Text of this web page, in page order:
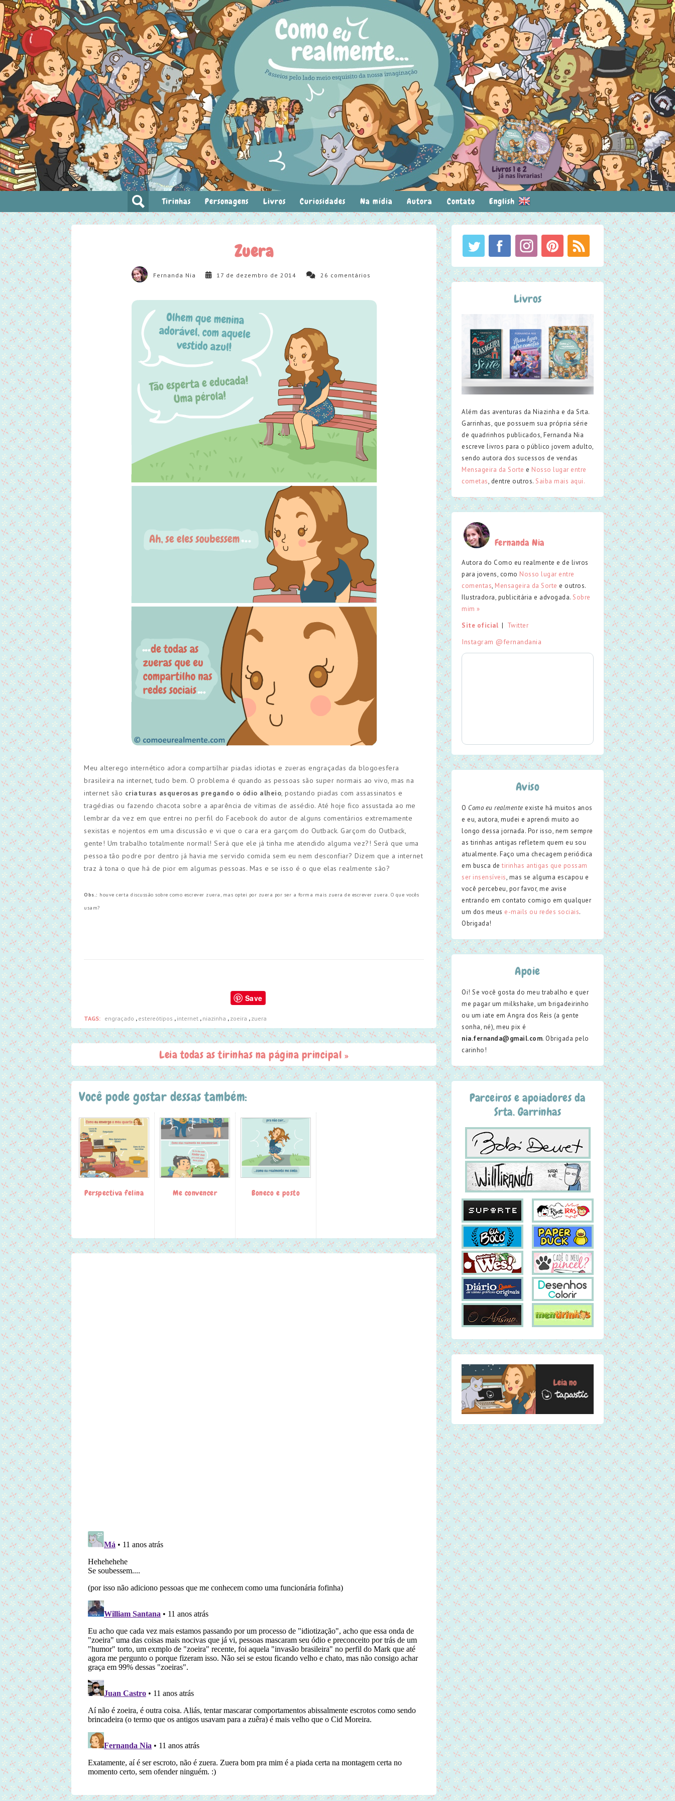
Tirinhas Personagens Livros Curiosidades Na mídia Autora Contato English
Zuera
Fernanda Nia 17 de dezembro de 2014 26 comentários
Meu alterego internético adora compartilhar piadas idiotas e zueras engraçadas da blogoesfera
brasileira na internet, tudo bem. O problema é quando as pessoas são super normais ao vivo, mas na
internet são criaturas asquerosas pregando o ódio alheio, postando piadas com assassinatos e
tragédias ou fazendo chacota sobre a aparência de vítimas de assédio. Até hoje fico assustada ao me
lembrar da vez em que entrei no perfil do Facebook do autor de alguns comentários extremamente
sexistas e nojentos em uma discussão e vi que o cara era garçom do Outback. Garçom do Outback,
gente! Um trabalho totalmente normal! Será que ele já tinha me atendido alguma vez?! Será que uma
pessoa tão podre por dentro já havia me servido comida sem eu nem desconfiar? Dizem que a internet
traz à tona o que há de pior em algumas pessoas. Mas e se isso é o que elas realmente são?
Obs.: houve certa discussão sobre como escrever zuera, mas optei por zuera por ser a forma mais zuera de escrever zuera. O que vocês
usam?
Save
TAGS: engraçado , estereótipos , internet , niazinha , zoeira , zuera
Leia todas as tirinhas na página principal »
Você pode gostar dessas também:
Perspectiva felina Me convencer Boneco e posto
Livros
Além das aventuras da Niazinha e da Srta.
Garrinhas, que possuem sua própria série
de quadrinhos publicados, Fernanda Nia
escreve livros para o público jovem adulto,
sendo autora dos sucessos de vendas
Mensageira da Sorte e Nosso lugar entre
cometas, dentre outros. Saiba mais aqui.
Fernanda Nia
Autora do Como eu realmente e de livros
para jovens, como Nosso lugar entre
comentas, Mensageira da Sorte e outros.
Ilustradora, publicitária e advogada. Sobre
mim »
Site oficial
  |
Twitter
Instagram @fernandania
Aviso
O Como eu realmente existe há muitos anos
e eu, autora, mudei e aprendi muito ao
longo dessa jornada. Por isso, nem sempre
as tirinhas antigas refletem quem eu sou
atualmente. Faço uma checagem periódica
em busca de tirinhas antigas que possam
ser insensíveis, mas se alguma escapou e
você percebeu, por favor, me avise
entrando em contato comigo em qualquer
um dos meus e-mails ou redes sociais.
Obrigada!
Apoie
Oi! Se você gosta do meu trabalho e quer
me pagar um milkshake, um brigadeirinho
ou um iate em Angra dos Reis (a gente
sonha, né), meu pix é
nia.fernanda@gmail.com. Obrigada pelo
carinho!
Parceiros e apoiadores da
Srta. Garrinhas